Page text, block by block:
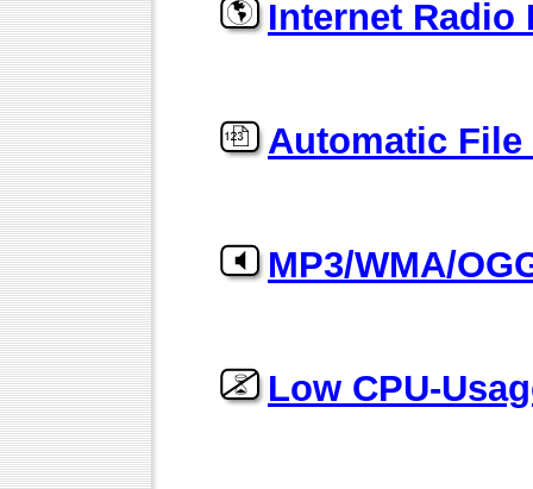
Internet Radio
Automatic File
MP3/WMA/
Low CPU-